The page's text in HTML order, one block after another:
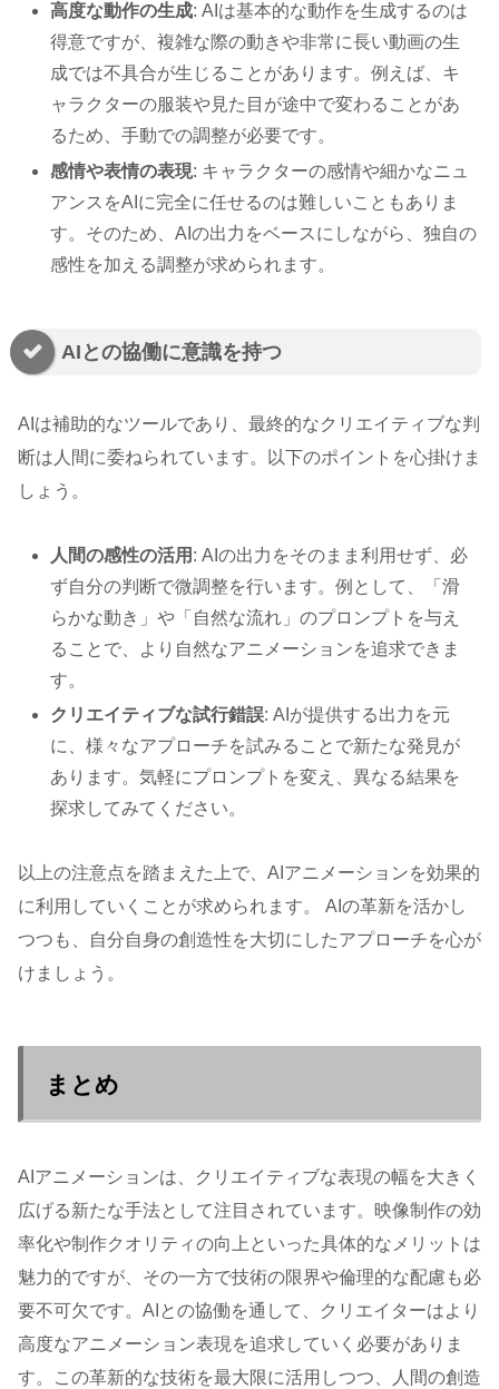
高度な動作の生成: AIは基本的な動作を生成するのは
得意ですが、複雑な際の動きや非常に長い動画の生
成では不具合が生じることがあります。例えば、キ
ャラクターの服装や見た目が途中で変わることがあ
るため、手動での調整が必要です。
感情や表情の表現: キャラクターの感情や細かなニュ
アンスをAIに完全に任せるのは難しいこともありま
す。そのため、AIの出力をベースにしながら、独自の
感性を加える調整が求められます。
AIとの協働に意識を持つ
AIは補助的なツールであり、最終的なクリエイティブな判
断は人間に委ねられています。以下のポイントを心掛けま
しょう。
人間の感性の活用 : AIの出力をそのまま利用せず、必
ず自分の判断で微調整を行います。例として、「滑
らかな動き」や「自然な流れ」のプロンプトを与え
ることで、より自然なアニメーションを追求できま
す。
クリエイティブな試行錯誤: AIが提供する出力を元
に、様々なアプローチを試みることで新たな発見が
あります。気軽にプロンプトを変え、異なる結果を
探求してみてください。
以上の注意点を踏まえた上で、AIアニメーションを効果的
に利用していくことが求められます。 AIの革新を活かし
つつも、自分自身の創造性を大切にしたアプローチを心が
けましょう。
まとめ
AIアニメーションは、クリエイティブな表現の幅を大きく
広げる新たな手法として注目されています。映像制作の効
率化や制作クオリティの向上といった具体的なメリットは
魅力的ですが、その一方で技術の限界や倫理的な配慮も必
要不可欠です。AIとの協働を通して、クリエイターはより
高度なアニメーション表現を追求していく必要がありま
す。この革新的な技術を最大限に活用しつつ、人間の創造